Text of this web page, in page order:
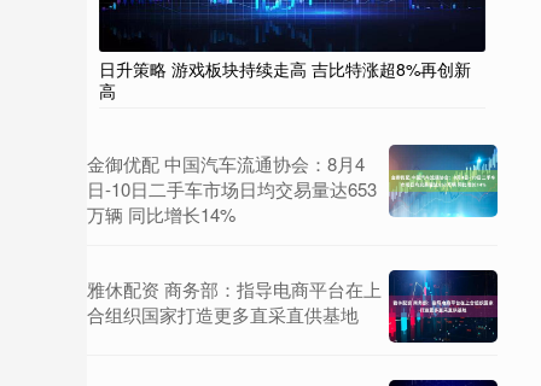
日升策略 游戏板块持续走高 吉比特涨超8%再创新
高
金御优配 中国汽车流通协会：8月4
日-10日二手车市场日均交易量达653
万辆 同比增长14%
雅休配资 商务部：指导电商平台在上
合组织国家打造更多直采直供基地